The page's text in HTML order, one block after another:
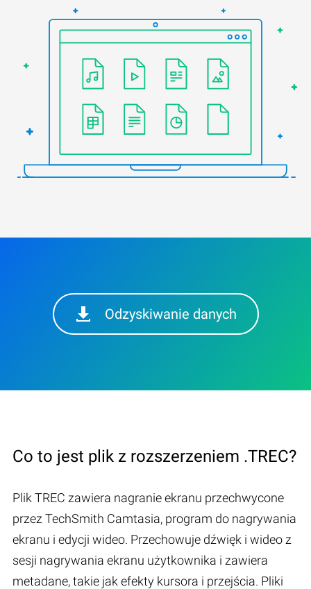
Odzyskiwanie danych
Co to jest plik z rozszerzeniem .TREC?
Plik TREC zawiera nagranie ekranu przechwycone
przez TechSmith Camtasia, program do nagrywania
ekranu i edycji wideo. Przechowuje dźwięk i wideo z
sesji nagrywania ekranu użytkownika i zawiera
metadane, takie jak efekty kursora i przejścia. Pliki